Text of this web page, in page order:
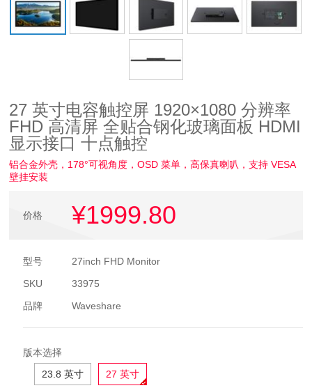
27 英寸电容触控屏 1920×1080 分辨率
FHD 高清屏 全贴合钢化玻璃面板 HDMI
显示接口 十点触控
铝合金外壳，178°可视角度，OSD 菜单，高保真喇叭，支持 VESA
壁挂安装
价格 ¥1999.80
型号
27inch FHD Monitor
SKU
33975
品牌
Waveshare
版本选择
23.8 英寸
27 英寸